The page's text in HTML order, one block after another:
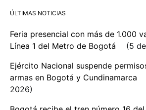
ÚLTIMAS NOTICIAS
Feria presencial con más de 1.000
Línea 1 del Metro de Bogotá
5
Ejército Nacional suspende
armas en Bogotá y Cundinamarca
2026